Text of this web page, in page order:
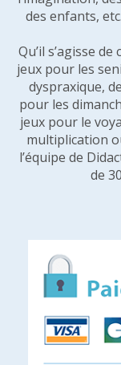
des enfants,
Qu’il s’agisse
jeux pour les
dyspraxique,
pour les
jeux pour le
multiplication
l’équipe de
de